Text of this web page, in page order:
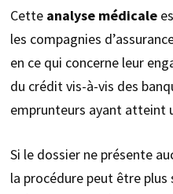
Cette analyse médicale
les compagnies
en ce qui concerne leur
du crédit vis-à-vis des
emprunteurs ayant atteint
Si le dossier ne présente
la procédure peut être plus